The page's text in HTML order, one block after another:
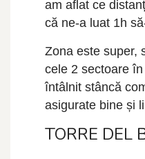
am aflat ce
că ne-a luat 1h
Zona este super,
cele 2 sectoare
întâlnit stâncă
asigurate bine și
TORRE DEL